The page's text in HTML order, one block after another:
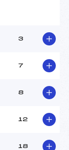
3
7
8
12
18